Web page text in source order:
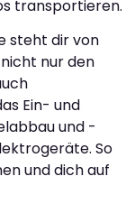
transportieren.
steht dir von
nur den
Ein- und
und -
So
und dich auf